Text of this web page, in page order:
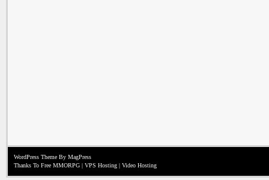
WordPress Theme By MagPress
Thanks To Free MMORPG | VPS Hosting | Video Hosting